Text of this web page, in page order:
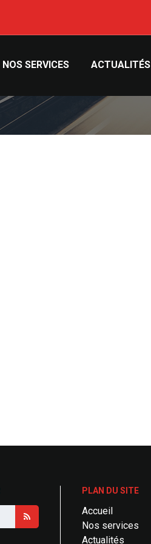
NOS SERVICES ACTUALITÉS
AUTO TRUST
PLAN DU SITE
Accueil
Nos services
Actualités